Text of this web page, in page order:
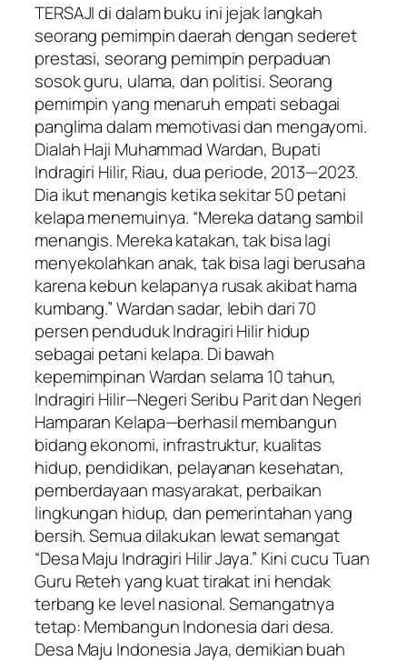
TERSAJI di dalam buku ini jejak langkah
seorang pemimpin daerah dengan sederet
prestasi, seorang pemimpin perpaduan
sosok guru, ulama, dan politisi. Seorang
pemimpin yang menaruh empati sebagai
panglima dalam memotivasi dan mengayomi.
Dialah Haji Muhammad Wardan, Bupati
Indragiri Hilir, Riau, dua periode, 2013—2023.
Dia ikut menangis ketika sekitar 50 petani
kelapa menemuinya. “Mereka datang sambil
menangis. Mereka katakan, tak bisa lagi
menyekolahkan anak, tak bisa lagi berusaha
karena kebun kelapanya rusak akibat hama
kumbang.” Wardan sadar, lebih dari 70
persen penduduk Indragiri Hilir hidup
sebagai petani kelapa. Di bawah
kepemimpinan Wardan selama 10 tahun,
Indragiri Hilir—Negeri Seribu Parit dan Negeri
Hamparan Kelapa—berhasil membangun
bidang ekonomi, infrastruktur, kualitas
hidup, pendidikan, pelayanan kesehatan,
pemberdayaan masyarakat, perbaikan
lingkungan hidup, dan pemerintahan yang
bersih. Semua dilakukan lewat semangat
“Desa Maju Indragiri Hilir Jaya.” Kini cucu Tuan
Guru Reteh yang kuat tirakat ini hendak
terbang ke level nasional. Semangatnya
tetap: Membangun Indonesia dari desa.
Desa Maju Indonesia Jaya, demikian buah